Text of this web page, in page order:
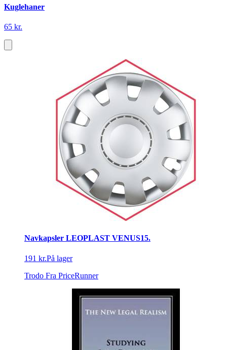
Kuglehaner
65 kr.
Navkapsler LEOPLAST VENUS15.
191 kr.På lager
Trodo Fra PriceRunner